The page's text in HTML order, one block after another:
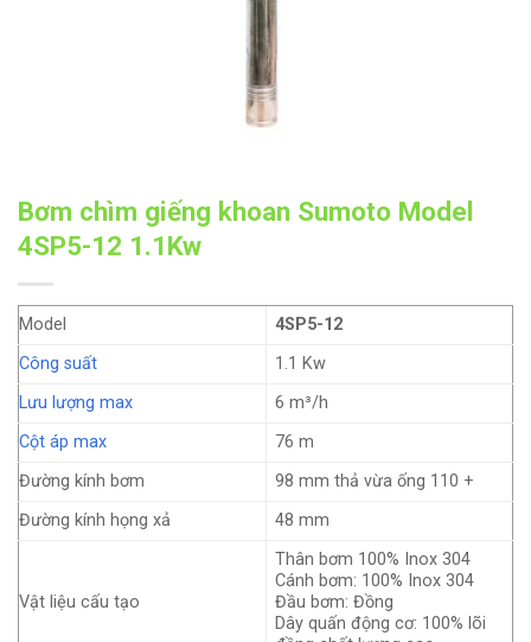
Bơm chìm giếng khoan Sumoto Model
4SP5-12 1.1Kw
Model
4SP5-12
Công suất
1.1 Kw
Lưu lượng max
6 m³/h
Cột áp max
76 m
Đường kính bơm
98 mm thả vừa ống 110 +
Đường kính họng xả
48 mm
Vật liệu cấu tạo
Thân bơm 100% Inox 304
Cánh bơm: 100% Inox 304
Đầu bơm: Đồng
Dây quấn động cơ: 100% lõi